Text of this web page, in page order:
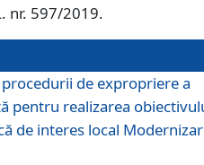
nr. 597/2019.
de expropriere a
pentru realizarea
de interes local